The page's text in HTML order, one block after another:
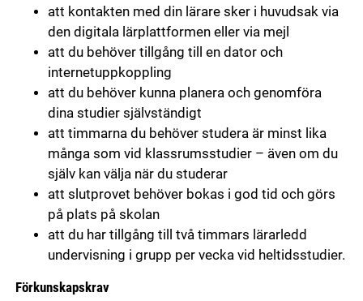
att kontakten med din lärare sker i huvudsak via
den digitala lärplattformen eller via mejl
att du behöver tillgång till en dator och
internetuppkoppling
att du behöver kunna planera och genomföra
dina studier självständigt
att timmarna du behöver studera är minst lika
många som vid klassrumsstudier – även om du
själv kan välja när du studerar
att slutprovet behöver bokas i god tid och görs
på plats på skolan
att du har tillgång till två timmars lärarledd
undervisning i grupp per vecka vid heltidsstudier.
Förkunskapskrav